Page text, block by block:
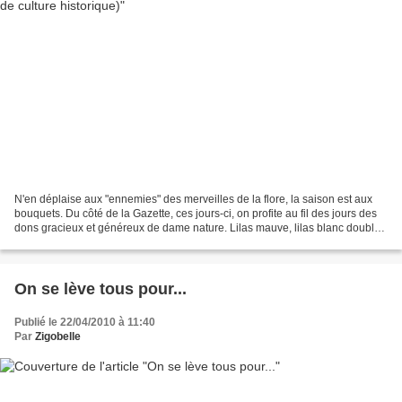
N'en déplaise aux "ennemies" des merveilles de la flore, la saison est aux
bouquets. Du côté de la Gazette, ces jours-ci, on profite au fil des jours des
dons gracieux et généreux de dame nature. Lilas mauve, lilas blanc double,
On se lève tous pour...
Publié le 22/04/2010 à 11:40
Par Zigobelle